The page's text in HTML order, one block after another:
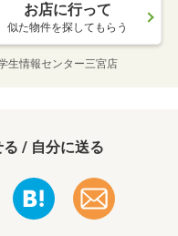
お店に行って
似た物件を探してもらう
生情報センター三宮店
/ 自分に送る